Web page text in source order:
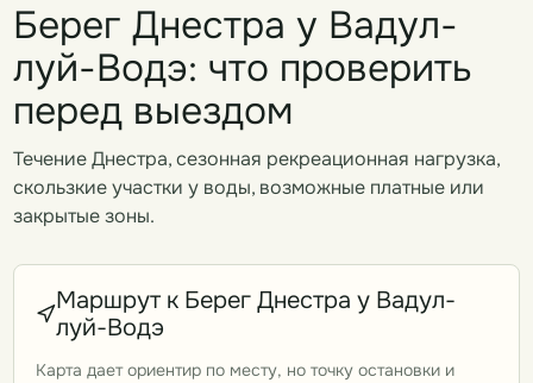
Берег Днестра у Вадул-
луй-Водэ: что проверить
перед выездом
Течение Днестра, сезонная рекреационная нагрузка,
скользкие участки у воды, возможные платные или
закрытые зоны.
Маршрут к Берег Днестра у Вадул-
луй-Водэ
Карта дает ориентир по месту, но точку остановки и